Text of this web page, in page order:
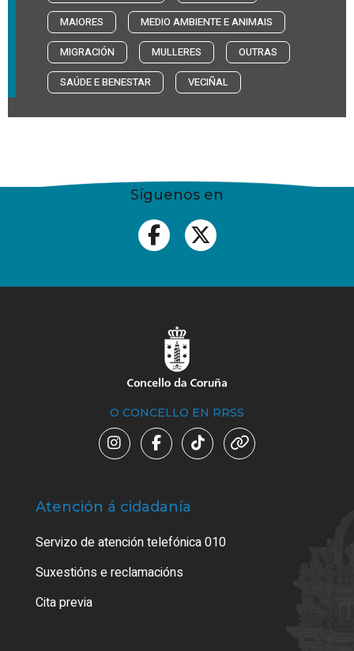
MAIORES
MEDIO AMBIENTE E ANIMAIS
MIGRACIÓN
MULLERES
OUTRAS
SAÚDE E BENESTAR
VECIÑAL
Síguenos en
O CONCELLO EN RRSS
Atención á cidadanía
Servizo de atención telefónica 010
Suxestións e reclamacións
Cita previa